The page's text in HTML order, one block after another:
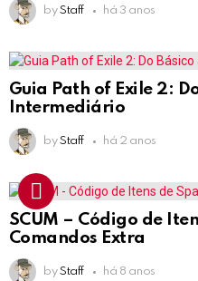
by Staff há 3 anos
Guia Path of Exile 2:
Intermediário
by Staff há 2 anos
SCUM – Código de
Comandos Extra
by Staff há 8 anos